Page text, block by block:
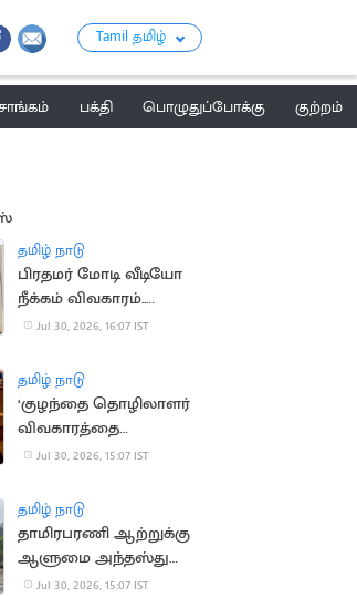
Tamil தமிழ்
பக்தி பொழுதுப்போக்கு
குற்றம்
தமிழ் நாடு
பிரதமர் மோடி வீடியோ
நீக்கம் விவகாரம்..
மெட்டாவுக்கு மீண்டும்
Jul 30, 2026, 16:07 IST
தமிழ் நாடு
‘குழந்தை தொழிலாளர்
விவகாரத்தை
கண்காணிக்க சிறப்பு
பர்வேஸ் தகவல்
Jul 30, 2026, 15:07 IST
தமிழ் நாடு
தாமிரபரணி ஆற்றுக்கு
ஆளுமை அந்தஸ்து
வழங்கிய நீதிமன்றம்
Jul 30, 2026, 15:07 IST